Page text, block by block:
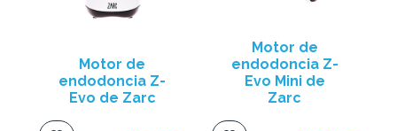
Motor de
endodoncia Z-
Evo de Zarc
Motor de
endodoncia Z-
Evo Mini de
Zarc